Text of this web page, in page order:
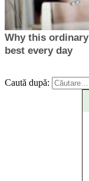
Caută după: